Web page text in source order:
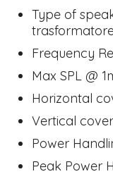
Type of
Frequency
Max SPL @
Horizontal
Vertical
Power
Peak Power